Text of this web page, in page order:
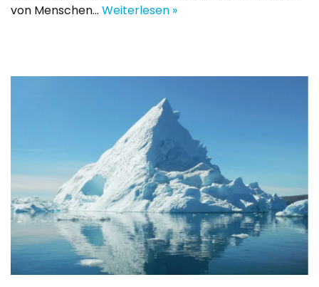
von Menschen… Weiterlesen »